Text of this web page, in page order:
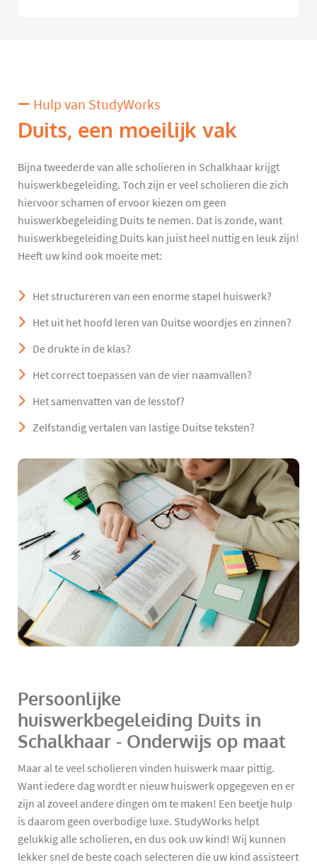
Hulp van StudyWorks
Duits, een moeilijk vak
Bijna tweederde van alle scholieren in Schalkhaar krijgt
huiswerkbegeleiding. Toch zijn er veel scholieren die zich
hiervoor schamen of ervoor kiezen om geen
huiswerkbegeleiding Duits te nemen. Dat is zonde, want
huiswerkbegeleiding Duits kan juist heel nuttig en leuk zijn!
Heeft uw kind ook moeite met:
Het structureren van een enorme stapel huiswerk?
Het uit het hoofd leren van Duitse woordjes en zinnen?
De drukte in de klas?
Het correct toepassen van de vier naamvallen?
Het samenvatten van de lesstof?
Zelfstandig vertalen van lastige Duitse teksten?
Persoonlijke
huiswerkbegeleiding Duits in
Schalkhaar - Onderwijs op maat
Maar al te veel scholieren vinden huiswerk maar pittig.
Want iedere dag wordt er nieuw huiswerk opgegeven en er
zijn al zoveel andere dingen om te maken! Een beetje hulp
is daarom geen overbodige luxe. StudyWorks helpt
gelukkig alle scholieren, en dus ook uw kind! Wij kunnen
lekker snel de beste coach selecteren die uw kind assisteert